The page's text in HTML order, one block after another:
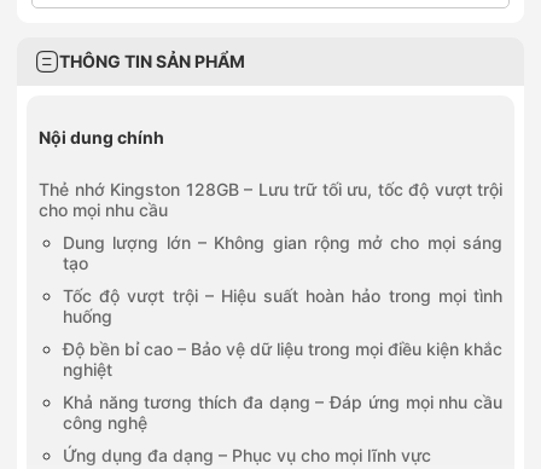
THÔNG TIN SẢN PHẨM
Nội dung chính
Thẻ nhớ Kingston 128GB – Lưu trữ tối ưu, tốc độ vượt trội
cho mọi nhu cầu
Dung lượng lớn – Không gian rộng mở cho mọi sáng
tạo
Tốc độ vượt trội – Hiệu suất hoàn hảo trong mọi tình
huống
Độ bền bỉ cao – Bảo vệ dữ liệu trong mọi điều kiện khắc
nghiệt
Khả năng tương thích đa dạng – Đáp ứng mọi nhu cầu
công nghệ
Ứng dụng đa dạng – Phục vụ cho mọi lĩnh vực